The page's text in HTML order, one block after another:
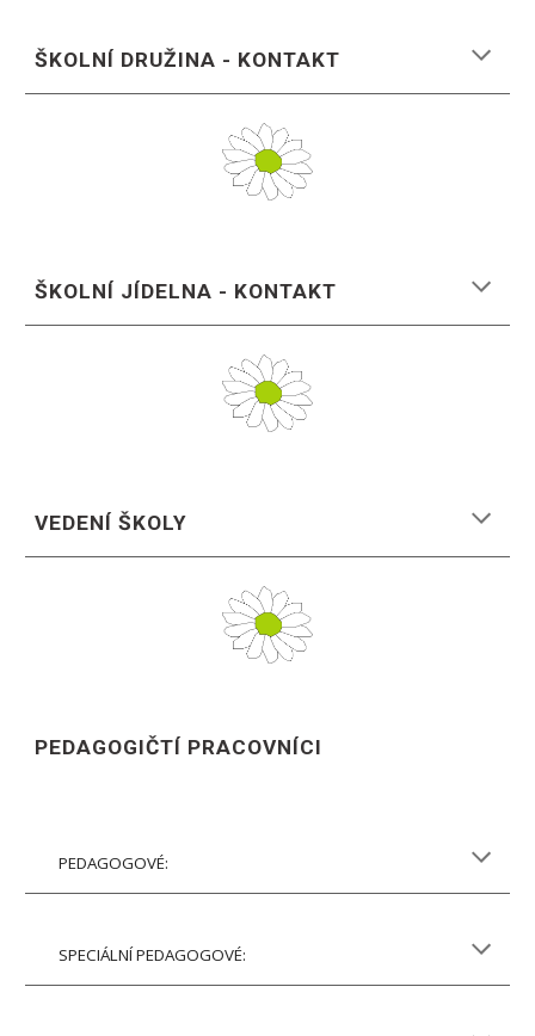
ŠKOLNÍ DRUŽINA - KONTAKT
ŠKOLNÍ JÍDELNA - KONTAKT
VEDENÍ ŠKOLY
PEDAGOGIČTÍ PRACOVNÍCI
PEDAGOGOVÉ:
SPECIÁLNÍ PEDAGOGOVÉ: